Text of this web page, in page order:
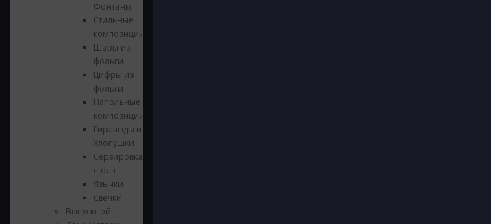
Фонтаны
Стильные
композиции
Шары из
фольги
Цифры из
фольги
Напольные
композиции
Гирлянды и
Хлопушки
Сервировка
стола
Язычки
Свечки
Выпускной